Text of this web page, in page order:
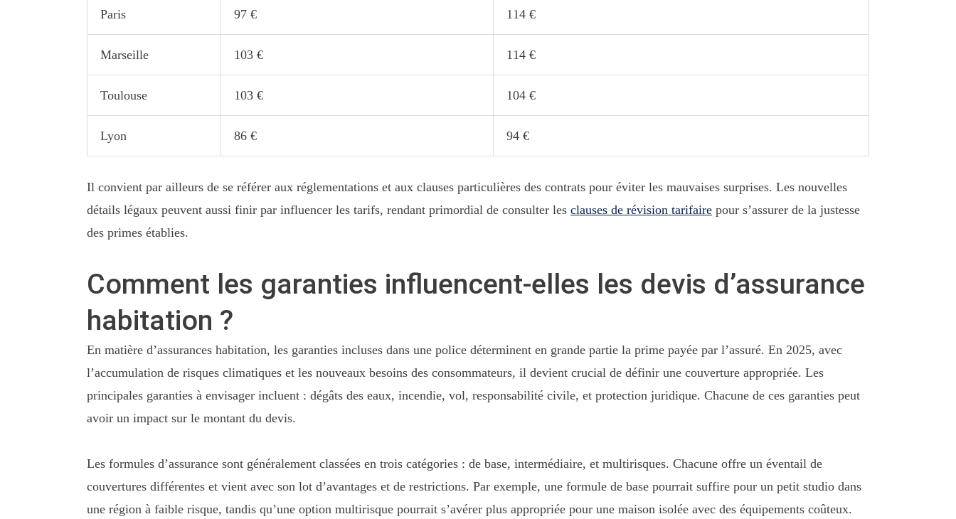
Paris 97 € 114 €
Marseille 103 € 114 €
Toulouse 103 € 104 €
Lyon 86 € 94 €
Il convient par ailleurs de se référer aux réglementations et aux clauses particulières des contrats pour éviter les mauvaises surprises. Les nouvelles
détails légaux peuvent aussi finir par influencer les tarifs, rendant primordial de consulter les clauses de révision tarifaire pour s’assurer de la justesse
des primes établies.
Comment les garanties influencent-elles les devis d’assurance
habitation ?
En matière d’assurances habitation, les garanties incluses dans une police déterminent en grande partie la prime payée par l’assuré. En 2025, avec
l’accumulation de risques climatiques et les nouveaux besoins des consommateurs, il devient crucial de définir une couverture appropriée. Les
principales garanties à envisager incluent : dégâts des eaux, incendie, vol, responsabilité civile, et protection juridique. Chacune de ces garanties peut
avoir un impact sur le montant du devis.
Les formules d’assurance sont généralement classées en trois catégories : de base, intermédiaire, et multirisques. Chacune offre un éventail de
couvertures différentes et vient avec son lot d’avantages et de restrictions. Par exemple, une formule de base pourrait suffire pour un petit studio dans
une région à faible risque, tandis qu’une option multirisque pourrait s’avérer plus appropriée pour une maison isolée avec des équipements coûteux.